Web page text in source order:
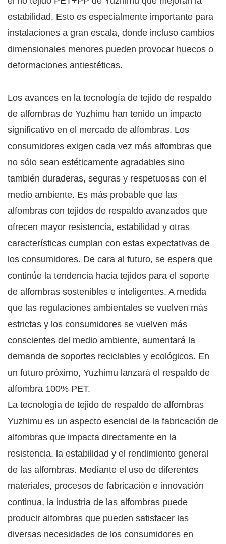
estabilidad. Esto es especialmente importante para
instalaciones a gran escala, donde incluso cambios
dimensionales menores pueden provocar huecos o
deformaciones antiestéticas.
Los avances en la tecnología de tejido de respaldo
de alfombras de Yuzhimu han tenido un impacto
significativo en el mercado de alfombras. Los
consumidores exigen cada vez más alfombras que
no sólo sean estéticamente agradables sino
también duraderas, seguras y respetuosas con el
medio ambiente. Es más probable que las
alfombras con tejidos de respaldo avanzados que
ofrecen mayor resistencia, estabilidad y otras
características cumplan con estas expectativas de
los consumidores. De cara al futuro, se espera que
continúe la tendencia hacia tejidos para el soporte
de alfombras sostenibles e inteligentes. A medida
que las regulaciones ambientales se vuelven más
estrictas y los consumidores se vuelven más
conscientes del medio ambiente, aumentará la
demanda de soportes reciclables y ecológicos. En
un futuro próximo, Yuzhimu lanzará el respaldo de
alfombra 100% PET.
La tecnología de tejido de respaldo de alfombras
Yuzhimu es un aspecto esencial de la fabricación de
alfombras que impacta directamente en la
resistencia, la estabilidad y el rendimiento general
de las alfombras. Mediante el uso de diferentes
materiales, procesos de fabricación e innovación
continua, la industria de las alfombras puede
producir alfombras que pueden satisfacer las
diversas necesidades de los consumidores en